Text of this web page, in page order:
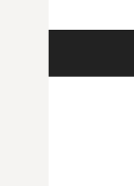
へ